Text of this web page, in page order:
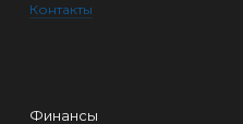
Контакты
Финансы